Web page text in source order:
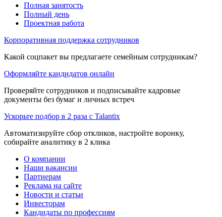
Полная занятость
Полный день
Проектная работа
Корпоративная поддержка сотрудников
Какой соцпакет вы предлагаете семейным сотрудникам?
Оформляйте кандидатов онлайн
Проверяйте сотрудников и подписывайте кадровые
документы без бумаг и личных встреч
Ускорьте подбор в 2 раза с Talantix
Автоматизируйте сбор откликов, настройте воронку,
собирайте аналитику в 2 клика
О компании
Наши вакансии
Партнерам
Реклама на сайте
Новости и статьи
Инвесторам
Кандидаты по профессиям